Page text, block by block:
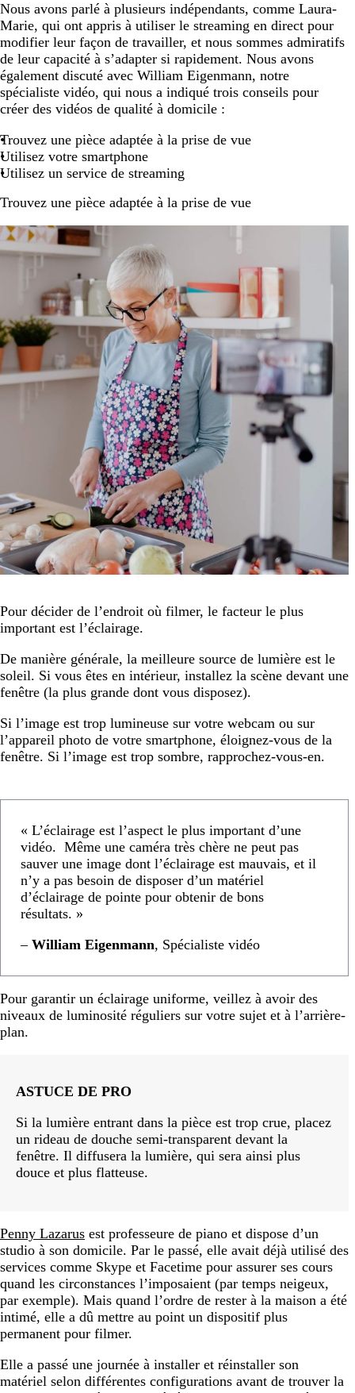
Nous avons parlé à plusieurs indépendants, comme Laura-
Marie, qui ont appris à utiliser le streaming en direct pour
modifier leur façon de travailler, et nous sommes admiratifs
de leur capacité à s’adapter si rapidement. Nous avons
également discuté avec William Eigenmann, notre
spécialiste vidéo, qui nous a indiqué trois conseils pour
créer des vidéos de qualité à domicile :
Trouvez une pièce adaptée à la prise de vue
Utilisez votre smartphone
Utilisez un service de streaming
Trouvez une pièce adaptée à la prise de vue
Pour décider de l’endroit où filmer, le facteur le plus
important est l’éclairage.
De manière générale, la meilleure source de lumière est le
soleil. Si vous êtes en intérieur, installez la scène devant une
fenêtre (la plus grande dont vous disposez).
Si l’image est trop lumineuse sur votre webcam ou sur
l’appareil photo de votre smartphone, éloignez-vous de la
fenêtre. Si l’image est trop sombre, rapprochez-vous-en.
« L’éclairage est l’aspect le plus important d’une
vidéo. Même une caméra très chère ne peut pas
sauver une image dont l’éclairage est mauvais, et il
n’y a pas besoin de disposer d’un matériel
d’éclairage de pointe pour obtenir de bons
résultats. »
– William Eigenmann, Spécialiste vidéo
Pour garantir un éclairage uniforme, veillez à avoir des
niveaux de luminosité réguliers sur votre sujet et à l’arrière-
plan.
ASTUCE DE PRO
Si la lumière entrant dans la pièce est trop crue, placez
un rideau de douche semi-transparent devant la
fenêtre. Il diffusera la lumière, qui sera ainsi plus
douce et plus flatteuse.
Penny Lazarus est professeure de piano et dispose d’un
studio à son domicile. Par le passé, elle avait déjà utilisé des
services comme Skype et Facetime pour assurer ses cours
quand les circonstances l’imposaient (par temps neigeux,
par exemple). Mais quand l’ordre de rester à la maison a été
intimé, elle a dû mettre au point un dispositif plus
permanent pour filmer.
Elle a passé une journée à installer et réinstaller son
matériel selon différentes configurations avant de trouver la